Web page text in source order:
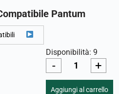
Pantum
Disponibilità: 9
- +
Aggiungi al carrello